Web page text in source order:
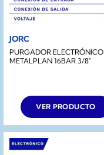
JORC
PURGADOR ELECTRÓNICO
METALPLAN 16BAR 3/8″
VER PRODUCTO